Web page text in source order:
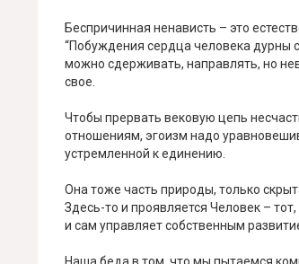
Беспричинная ненависть – это
“Побуждения сердца человека дурны с
можно сдерживать, направлять, но
свое.
Чтобы прервать вековую цепь
отношениям, эгоизм надо
устремленной к единению.
Она тоже часть природы, только
Здесь-то и проявляется Человек –
и сам управляет собственным